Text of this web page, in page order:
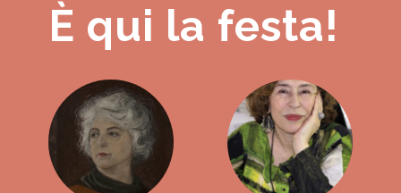
È qui la festa!